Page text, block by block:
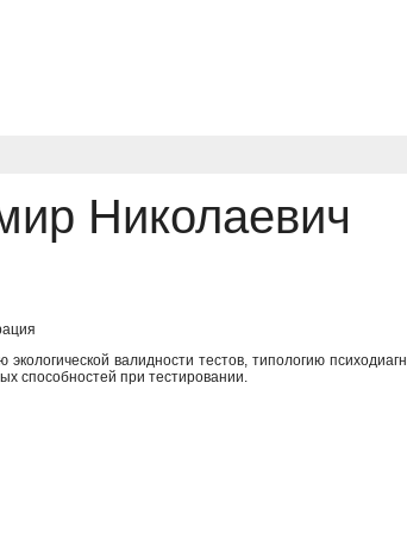
Николаевич
валидности тестов, типологию
способностей при тестировании.